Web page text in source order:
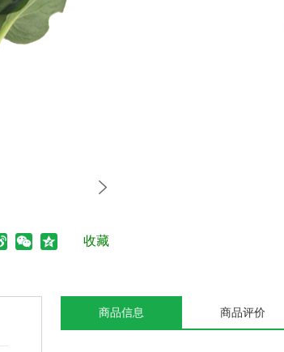
收藏
商品信息 商品评价